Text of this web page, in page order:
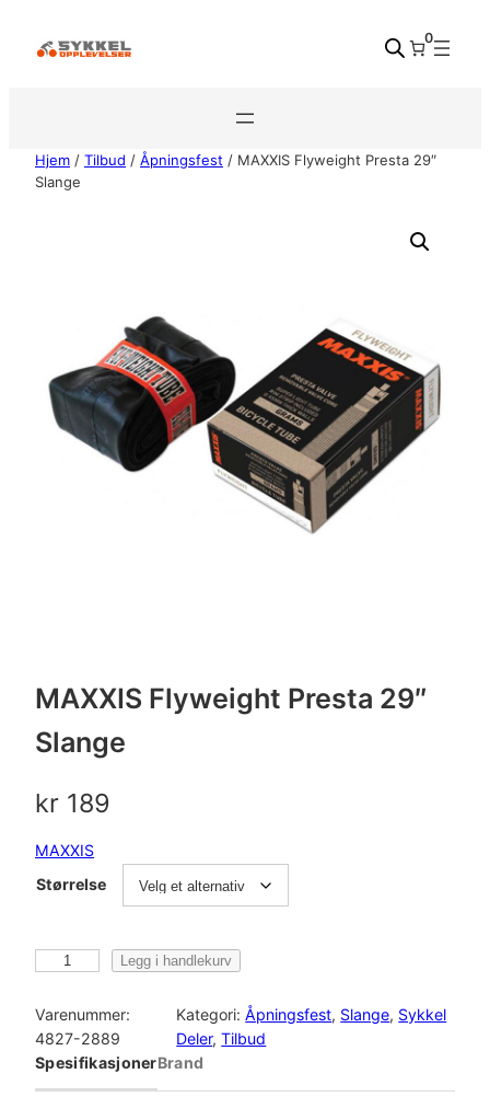
0
Hjem / Tilbud / Åpningsfest / MAXXIS Flyweight Presta 29″
Slange
MAXXIS Flyweight Presta 29″
Slange
kr 189
MAXXIS
Størrelse
X
X
I
Legg i handlekurv
Varenummer:
4827-2889
Kategori:Åpningsfest, Slange, Sykkel
Deler, Tilbud
SpesifikasjonerBrand